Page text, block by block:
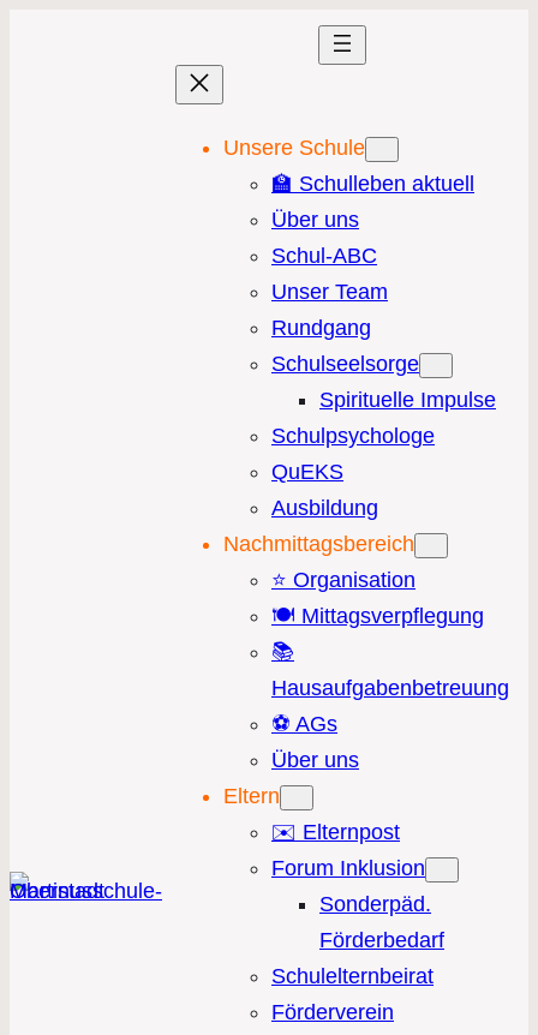
Unsere Schule
🏫 Schulleben aktuell
Über uns
Schul-ABC
Unser Team
Rundgang
Schulseelsorge
Spirituelle Impulse
Schulpsychologe
QuEKS
Ausbildung
Nachmittagsbereich
⭐️ Organisation
🍽️ Mittagsverpflegung
📚
Hausaufgabenbetreuung
⚽️ AGs
Über uns
Eltern
✉️ Elternpost
Forum Inklusion
Sonderpäd.
Förderbedarf
Schulelternbeirat
Förderverein